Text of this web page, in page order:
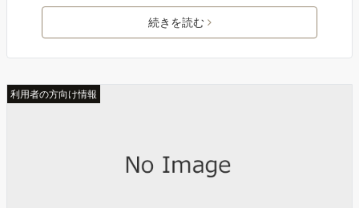
続きを読む
利用者の方向け情報